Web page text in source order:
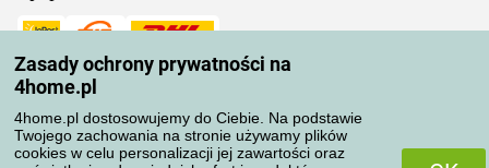
Zasady ochrony prywatności na
4home.pl
4home.pl dostosowujemy do Ciebie. Na podstawie
Twojego zachowania na stronie używamy plików
cookies w celu personalizacji jej zawartości oraz
Metody płatności
Niezawodny sklep